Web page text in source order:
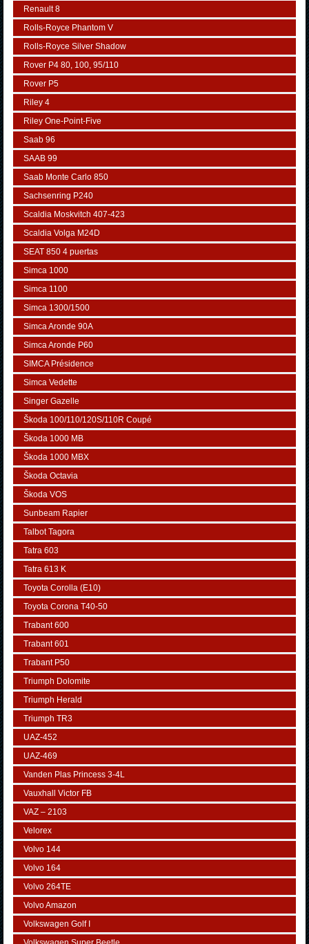
Renault 8
Rolls-Royce Phantom V
Rolls-Royce Silver Shadow
Rover P4 80, 100, 95/110
Rover P5
Riley 4
Riley One-Point-Five
Saab 96
SAAB 99
Saab Monte Carlo 850
Sachsenring P240
Scaldia Moskvitch 407-423
Scaldia Volga M24D
SEAT 850 4 puertas
Simca 1000
Simca 1100
Simca 1300/1500
Simca Aronde 90A
Simca Aronde P60
SIMCA Présidence
Simca Vedette
Singer Gazelle
Škoda 100/110/120S/110R Coupé
Škoda 1000 MB
Škoda 1000 MBX
Škoda Octavia
Škoda VOS
Sunbeam Rapier
Talbot Tagora
Tatra 603
Tatra 613 K
Toyota Corolla (E10)
Toyota Corona T40-50
Trabant 600
Trabant 601
Trabant P50
Triumph Dolomite
Triumph Herald
Triumph TR3
UAZ-452
UAZ-469
Vanden Plas Princess 3-4L
Vauxhall Victor FB
VAZ – 2103
Velorex
Volvo 144
Volvo 164
Volvo 264TE
Volvo Amazon
Volkswagen Golf I